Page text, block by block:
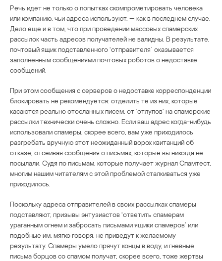
Речь идет не только о попытках скомпрометировать человека
или компанию, чьи адреса используют, — как в последнем случае.
Дело еще и в том, что при проведении массовых спамерских
рассылок часть адресов получателей не валидны. В результате,
почтовый ящик подставленного ‘отправителя’ оказывается
заполненным сообщениями почтовых роботов о недоставке
сообщений.
При этом сообщения с серверов о недоставке корреспонденции
блокировать не рекомендуется: отделить те из них, которые
касаются реально отосланных писем, от ‘отлупов’ на спамерские
рассылки технически очень сложно. Если ваш адрес когда-нибудь
использовали спамеры, скорее всего, вам уже приходилось
разгребать вручную этот неожиданный ворох квитанций об
отказе, отсеивая сообщения о письмах, которые вы никогда не
посылали. Судя по письмам, которые получает журнал Спамтест,
многим нашим читателям с этой проблемой сталкиваться уже
приходилось.
Поскольку адреса отправителей в своих рассылках спамеры
подставляют, призывы энтузиастов ‘ответить спамерам
ураганным огнем и забросать письмами ящики спамеров’ или
подобные им, мягко говоря, не приведут к желаемому
результату. Спамеры умело прячут концы в воду, и гневные
письма борцов со спамом получат, скорее всего, тоже жертвы